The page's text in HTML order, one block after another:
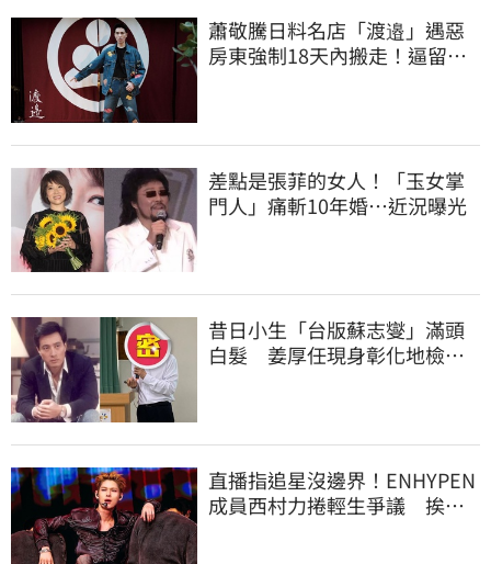
蕭敬騰日料名店「渡邉」遇惡
房東強制18天內搬走！逼留裝
差點是張菲的女人！「玉女掌
門人」痛斬10年婚…近況曝光
昔日小生「台版蘇志燮」滿頭
白髮 姜厚任現身彰化地檢
直播指追星沒邊界！ENHYPEN
成員西村力捲輕生爭議 挨